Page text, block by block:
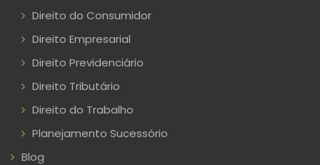
Direito do Consumidor
Direito Empresarial
Direito Previdenciário
Direito Tributário
Direito do Trabalho
Planejamento Sucessório
Blog